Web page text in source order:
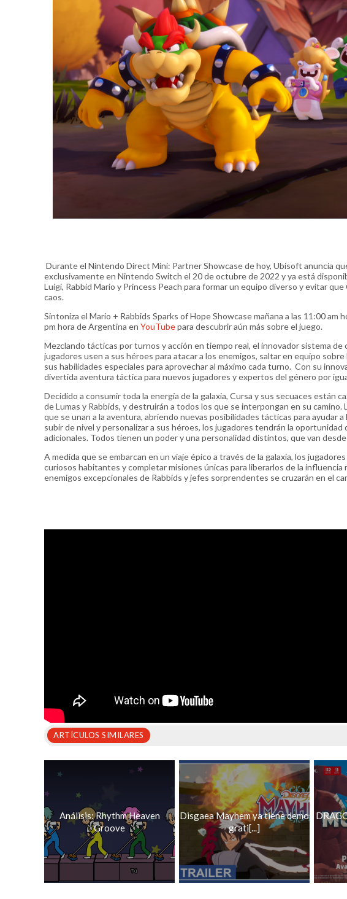
Durante el Nintendo Direct Mini: Partner Showcase de hoy, Ubisoft anuncia
exclusivamente en Nintendo Switch el 20 de octubre de 2022 y ya está
Luigi, Rabbid Mario y Princess Peach para formar un equipo diverso y evitar
caos.
Sintoniza el Mario + Rabbids Sparks of Hope Showcase mañana a las 11:00
pm hora de Argentina en YouTubepara descubrir aún más sobre el juego.
Mezclando tácticas por turnos y acción en tiempo real, el innovador sistema de
jugadores usen a sus héroes para atacar a los enemigos, saltar en equipo
sus habilidades especiales para aprovechar al máximo cada turno. Con su
divertida aventura táctica para nuevos jugadores y expertos del género por
Decidido a consumir toda la energía de la galaxia, Cursa y sus secuaces están
de Lumas y Rabbids, y destruirán a todos los que se interpongan en su
que se unan a la aventura, abriendo nuevas posibilidades tácticas para ayudar
subir de nivel y personalizar a sus héroes, los jugadores tendrán la
adicionales. Todos tienen un poder y una personalidad distintos, que van
A medida que se embarcan en un viaje épico a través de la galaxia, los
curiosos habitantes y completar misiones únicas para liberarlos de la
enemigos excepcionales de Rabbids y jefes sorprendentes se cruzarán en el
ARTÍCULOS SIMILARES
Análisis: Rhythm Heaven
Groove
Disgaea Mayhem ya tiene demo
grati[...]